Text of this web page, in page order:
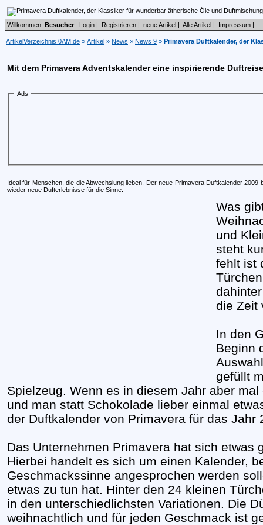
Willkommen: Besucher Login | Registrieren | neue Artikel | Alle Artikel | Impressum |
ArtikelVerzeichnis 0AM.de » Artikel » News » News 9 » Primavera Duftkalender, der
Mit dem Primavera Adventskalender eine inspirierende
Ads
Ideal für Menschen, die die Abwechslung lieben. Der neue Primavera Duftkalender
wieder neue Dufterlebnisse für die Sinne.
Was
und
steht
fehlt ist
die Zeit
In den
Beginn
gefüllt
Spielzeug. Wenn es in diesem Jahr aber
und man statt Schokolade lieber einmal
der Duftkalender von Primavera für das
Das Unternehmen Primavera hat sich etwas
Hierbei handelt es sich um einen Kalender,
Geschmackssinne angesprochen werden
etwas zu tun hat. Hinter den 24 kleinen
in den unterschiedlichsten Variationen. Die
weihnachtlich und für jeden Geschmack ist